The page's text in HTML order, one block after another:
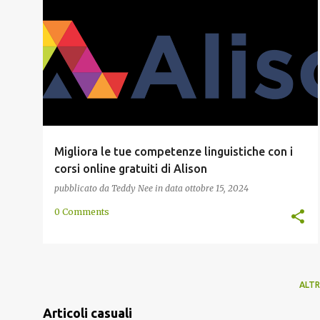
Migliora le tue competenze linguistiche con i
corsi online gratuiti di Alison
pubblicato da Teddy Nee in data ottobre 15, 2024
AFFILIAZIONE
0 Comments
Articoli casuali